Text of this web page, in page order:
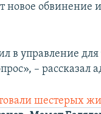
новое обвинение
в управление для
– рассказал
шестерых